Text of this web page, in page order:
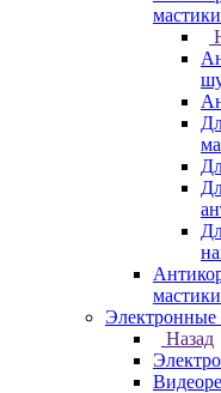
Электронные
Назад